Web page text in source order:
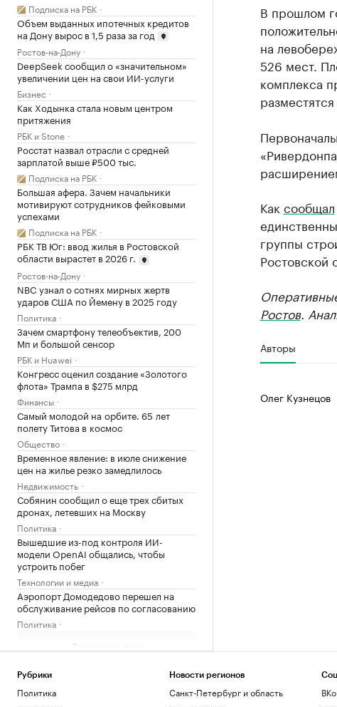
Подписка на РБК
Объем выданных ипотечных кредитов
на Дону вырос в 1,5 раза за год
Ростов-на-Дону
DeepSeek сообщил о «значительном»
увеличении цен на свои ИИ-услуги
Бизнес
Как Ходынка стала новым центром
притяжения
РБК и Stone
Росстат назвал отрасли с средней
зарплатой выше ₽500 тыс.
Подписка на РБК
Большая афера. Зачем начальники
мотивируют сотрудников фейковыми
успехами
Подписка на РБК
РБК ТВ Юг: ввод жилья в Ростовской
области вырастет в 2026 г.
Ростов-на-Дону
NBC узнал о сотнях мирных жертв
ударов США по Йемену в 2025 году
Политика
Зачем смартфону телеобъектив, 200
Мп и большой сенсор
РБК и Huawei
Конгресс оценил создание «Золотого
флота» Трампа в $275 млрд
Финансы
Самый молодой на орбите. 65 лет
полету Титова в космос
Общество
Временное явление: в июле снижение
цен на жилье резко замедлилось
Недвижимость
Собянин сообщил о еще трех сбитых
дронах, летевших на Москву
Политика
Вышедшие из-под контроля ИИ-
модели OpenAI общались, чтобы
устроить побег
Технологии и медиа
Аэропорт Домодедово перешел на
обслуживание рейсов по согласованию
Политика
Загрузить еще
В прошлом
на
526 мест.
комплекса
Как сообщал
группы
Ростовской
Ростов.
Авторы
Олег Кузнецов
Рубрики
Политика
Новости регионов
Санкт-Петербург и область